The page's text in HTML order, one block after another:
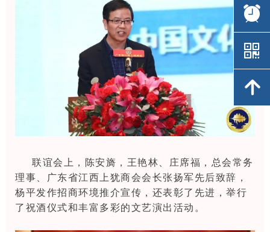
联谊会上，陈安旖，王艳林、庄席福，总会常务
理事、广东省江西上犹商会会长张扬军先后致辞，
杨平发作招商环境推介宣传，还表彰了先进，举行
了祝酒仪式和丰富多彩的文艺演出活动。
뀥
낃
녕
뀥
낃
녕